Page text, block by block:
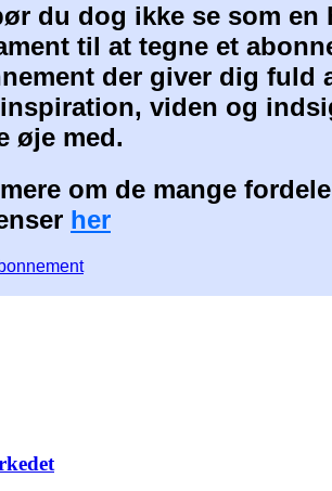
du dog ikke se som
til at tegne et
der giver dig
viden og
øje med.
om de mange
her